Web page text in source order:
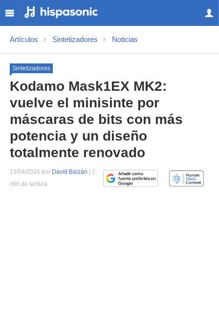
Artículos Sintetizadores Noticias
Sintetizadores
Kodamo Mask1EX MK2:
vuelve el minisinte por
máscaras de bits con más
potencia y un diseño
totalmente renovado
13/04/2026 por David Baizán | 2
min de lectura